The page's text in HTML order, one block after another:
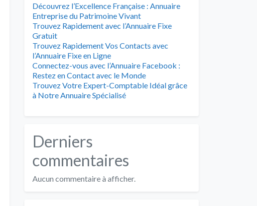
Découvrez l’Excellence Française : Annuaire
Entreprise du Patrimoine Vivant
Trouvez Rapidement avec l’Annuaire Fixe
Gratuit
Trouvez Rapidement Vos Contacts avec
l’Annuaire Fixe en Ligne
Connectez-vous avec l’Annuaire Facebook :
Restez en Contact avec le Monde
Trouvez Votre Expert-Comptable Idéal grâce
à Notre Annuaire Spécialisé
Derniers
commentaires
Aucun commentaire à afficher.